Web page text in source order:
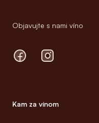
Objavujte s nami víno
FacebookInstagram
Kam za vínom